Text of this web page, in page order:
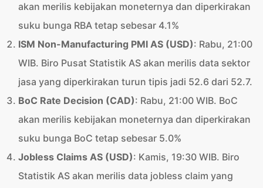
akan merilis kebijakan moneternya dan diperkirakan
suku bunga RBA tetap sebesar 4.1%
ISM Non-Manufacturing PMI AS (USD): Rabu, 21:00
WIB. Biro Pusat Statistik AS akan merilis data sektor
jasa yang diperkirakan turun tipis jadi 52.6 dari 52.7.
BoC Rate Decision (CAD): Rabu, 21:00 WIB. BoC
akan merilis kebijakan moneternya dan diperkirakan
suku bunga BoC tetap sebesar 5.0%
Jobless Claims AS (USD): Kamis, 19:30 WIB. Biro
Statistik AS akan merilis data jobless claim yang